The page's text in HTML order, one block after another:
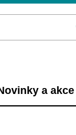
a akce